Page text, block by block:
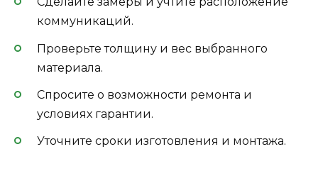
коммуникаций.
Проверьте толщину и вес выбранного
материала.
Спросите о возможности ремонта и
условиях гарантии.
Уточните сроки изготовления и монтажа.